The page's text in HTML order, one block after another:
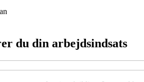
du din arbejdsindsats